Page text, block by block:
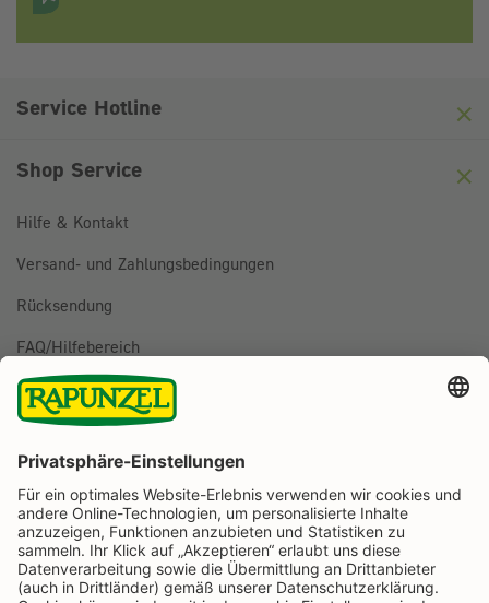
Anti-Roboter-Verifizierung
Service Hotline
Shop Service
Hilfe & Kontakt
Versand- und Zahlungsbedingungen
Rücksendung
FAQ/Hilfebereich
BESTELLUNG WIDERRUFEN
Rapunzel Naturkost auf Facebook
Rapunzel Naturkost auf Instagram
Rapunzel Naturkost auf YouTube
Rapunzel Naturkost auf Pinterest
Rapunzel Naturkost auf LinkedIn
Informationen